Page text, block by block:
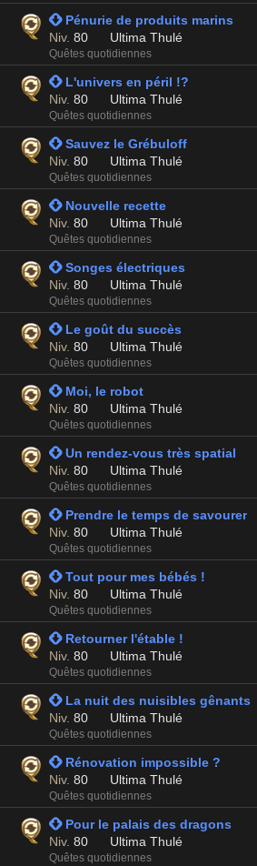
 Pénurie de produits marins
Niv. 80 Ultima Thulé
Quêtes quotidiennes
 L'univers en péril !?
Niv. 80 Ultima Thulé
Quêtes quotidiennes
 Sauvez le Grébuloff
Niv. 80 Ultima Thulé
Quêtes quotidiennes
 Nouvelle recette
Niv. 80 Ultima Thulé
Quêtes quotidiennes
 Songes électriques
Niv. 80 Ultima Thulé
Quêtes quotidiennes
 Le goût du succès
Niv. 80 Ultima Thulé
Quêtes quotidiennes
 Moi, le robot
Niv. 80 Ultima Thulé
Quêtes quotidiennes
 Un rendez-vous très spatial
Niv. 80 Ultima Thulé
Quêtes quotidiennes
 Prendre le temps de savourer
Niv. 80 Ultima Thulé
Quêtes quotidiennes
 Tout pour mes bébés !
Niv. 80 Ultima Thulé
Quêtes quotidiennes
 Retourner l'étable !
Niv. 80 Ultima Thulé
Quêtes quotidiennes
 La nuit des nuisibles gênants
Niv. 80 Ultima Thulé
Quêtes quotidiennes
 Rénovation impossible ?
Niv. 80 Ultima Thulé
Quêtes quotidiennes
 Pour le palais des dragons
Niv. 80 Ultima Thulé
Quêtes quotidiennes